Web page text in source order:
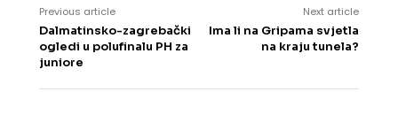
Previous article
Dalmatinsko-zagrebački
ogledi u polufinalu PH za
juniore
Next article
Ima li na Gripama svjetla
na kraju tunela?